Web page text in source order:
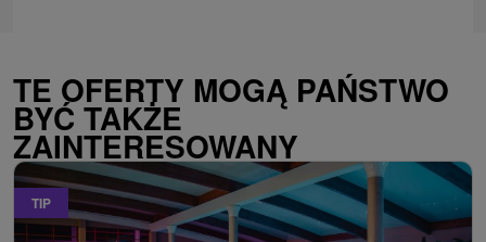
TE OFERTY MOGĄ PAŃSTWO
BYĆ TAKŻE
ZAINTERESOWANY
TIP